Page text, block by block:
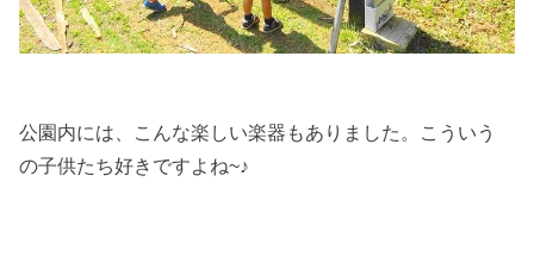
公園内には、こんな楽しい楽器もありました。こういう
の子供たち好きですよね~♪